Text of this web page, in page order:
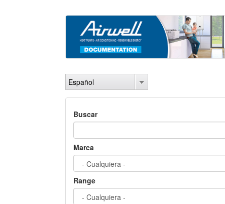
Español
Buscar
Marca
Range